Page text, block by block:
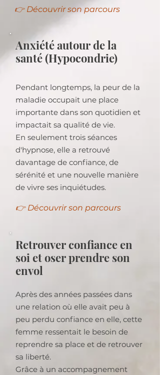
👉 Découvrir son parcours
Anxiété autour de la
santé (Hypocondrie)
Pendant longtemps, la peur de la
maladie occupait une place
importante dans son quotidien et
impactait sa qualité de vie.
En seulement trois séances
d'hypnose, elle a retrouvé
davantage de confiance, de
sérénité et une nouvelle manière
de vivre ses inquiétudes.
👉 Découvrir son parcours
Retrouver confiance en
soi et oser prendre son
envol
Après des années passées dans
une relation où elle avait peu à
peu perdu confiance en elle, cette
femme ressentait le besoin de
reprendre sa place et de retrouver
sa liberté.
Grâce à un accompagnement